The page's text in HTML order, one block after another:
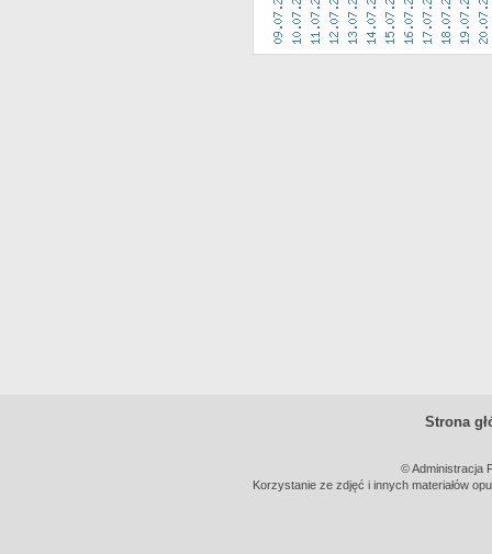
Strona
© Administracja
Korzystanie ze zdjęć i innych materiałów